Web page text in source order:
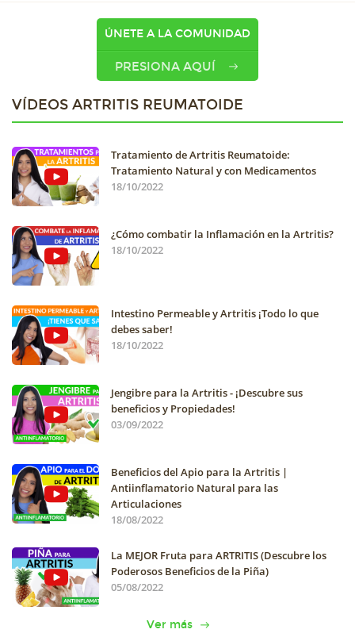
ÚNETE A LA COMUNIDAD
PRESIONA AQUÍ
VÍDEOS ARTRITIS REUMATOIDE
Tratamiento de Artritis Reumatoide:
Tratamiento Natural y con Medicamentos
18/10/2022
¿Cómo combatir la Inflamación en la Artritis?
18/10/2022
Intestino Permeable y Artritis ¡Todo lo que
debes saber!
18/10/2022
Jengibre para la Artritis - ¡Descubre sus
beneficios y Propiedades!
03/09/2022
Beneficios del Apio para la Artritis |
Antiinflamatorio Natural para las
Articulaciones
18/08/2022
La MEJOR Fruta para ARTRITIS (Descubre los
Poderosos Beneficios de la Piña)
05/08/2022
Ver más